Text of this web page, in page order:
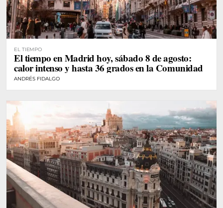
EL TIEMPO
El tiempo en Madrid hoy, sábado 8 de agosto:
calor intenso y hasta 36 grados en la Comunidad
ANDRÉS FIDALGO